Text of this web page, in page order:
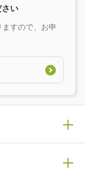
さい
すので、お申